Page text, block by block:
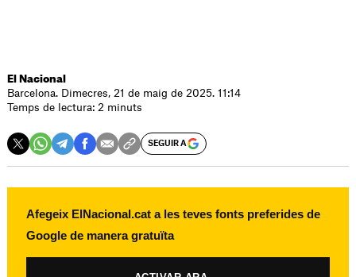
El Nacional
Barcelona. Dimecres, 21 de maig de 2025. 11:14
Temps de lectura: 2 minuts
SEGUIR A
Afegeix ElNacional.cat a les teves fonts preferides de
Google de manera gratuïta